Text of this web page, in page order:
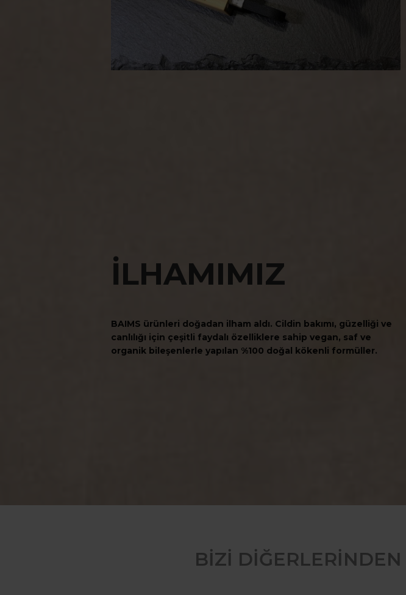
İLHAMIMIZ
BAIMS ürünleri doğadan ilham aldı. Cildin bakımı, güzelliği ve
canlılığı için çeşitli faydalı özelliklere sahip vegan, saf ve
organik bileşenlerle yapılan %100 doğal kökenli formüller.
BİZİ
BİZİ